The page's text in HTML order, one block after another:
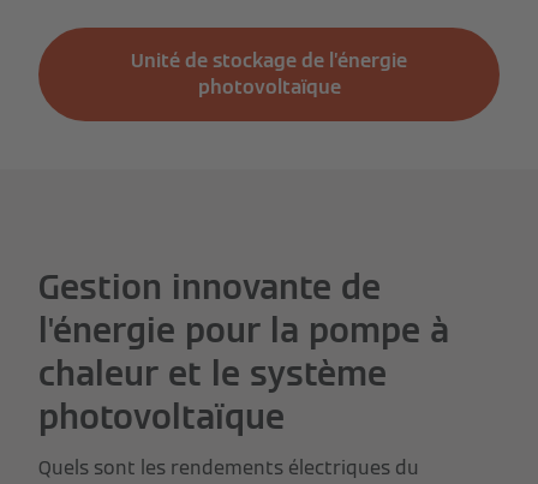
Unité de stockage de l’énergie
photovoltaïque
Gestion innovante de
l'énergie pour la pompe à
chaleur et le système
photovoltaïque
Quels sont les rendements électriques du